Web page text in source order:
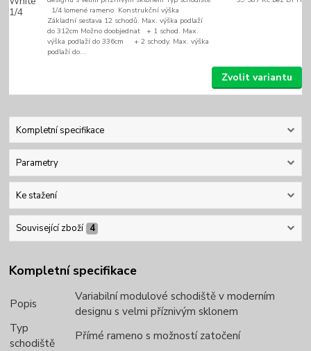
1/4 lomené rameno Konstrukční výška
Základní sestava 12 schodů. Max. výška podlaží
do 312cm Možno doobjednat + 1 schod. Max.
výška podlaží do 336cm + 2 schody. Max. výška
podlaží do...
Zvolit variantu
Kompletní specifikace
Parametry
Ke stažení
Související zboží 4
Kompletní specifikace
Popis
Variabilní modulové schodiště v moderním
designu s velmi příznivým sklonem
Typ
schodiště
Přímé rameno s možností zatočení